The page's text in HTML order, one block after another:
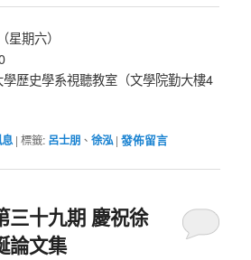
期六）
歷史學系視聽教室（文學院勤大樓4
|標籤: 呂士朋 、徐泓 |發佈留言
三十九期 慶祝徐
論文集